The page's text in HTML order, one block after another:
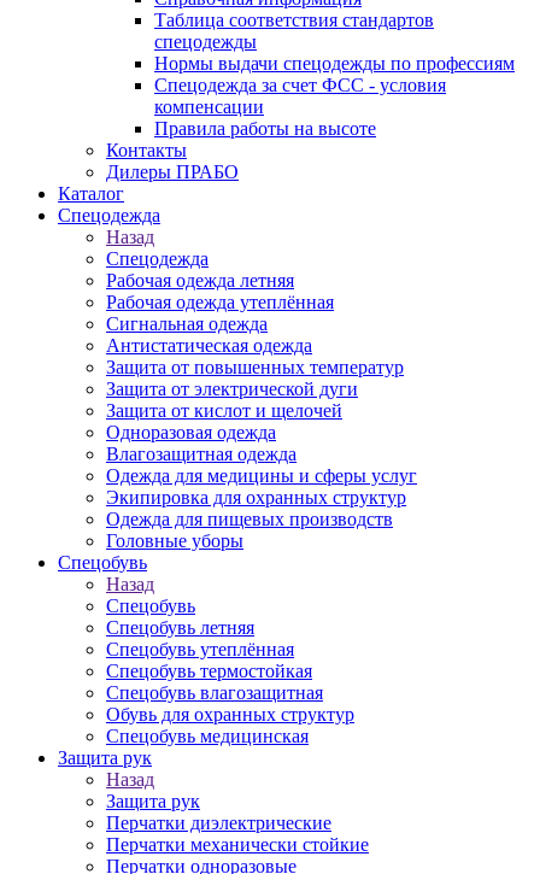
Таблица соответствия стандартов
спецодежды
Нормы выдачи спецодежды по профессиям
Спецодежда за счет ФСС - условия
компенсации
Правила работы на высоте
Контакты
Дилеры ПРАБО
Каталог
Спецодежда
Назад
Спецодежда
Рабочая одежда летняя
Рабочая одежда утеплённая
Сигнальная одежда
Антистатическая одежда
Защита от повышенных температур
Защита от электрической дуги
Защита от кислот и щелочей
Одноразовая одежда
Влагозащитная одежда
Одежда для медицины и сферы услуг
Экипировка для охранных структур
Одежда для пищевых производств
Головные уборы
Спецобувь
Назад
Спецобувь
Спецобувь летняя
Спецобувь утеплённая
Спецобувь термостойкая
Спецобувь влагозащитная
Обувь для охранных структур
Спецобувь медицинская
Защита рук
Назад
Защита рук
Перчатки диэлектрические
Перчатки механически стойкие
Перчатки одноразовые